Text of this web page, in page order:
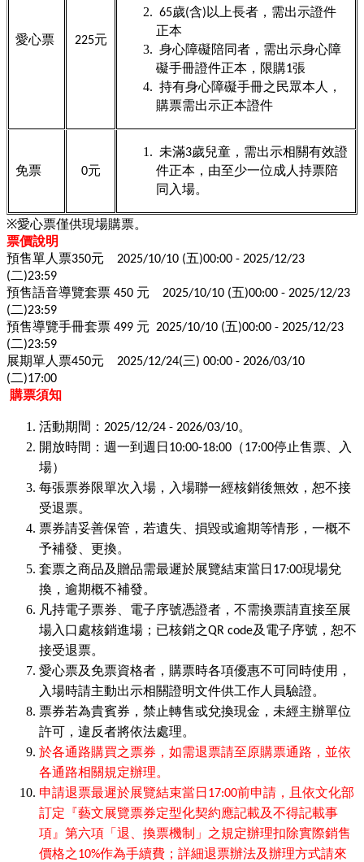
愛心票 225元
65歲(含)以上長者，需出示證件
正本
身心障礙陪同者，需出示身心障
礙手冊證件正本，限購1張
持有身心障礙手冊之民眾本人，
購票需出示正本證件
免票 0元
未滿3歲兒童，需出示相關有效證
件正本，由至少一位成人持票陪
同入場。
※愛心票僅供現場購票。
票價說明
預售單人票350元 2025/10/10 (五)00:00 - 2025/12/23
(二)23:59
預售語音導覽套票 450 元 2025/10/10 (五)00:00 - 2025/12/23
(二)23:59
預售導覽手冊套票 499 元 2025/10/10 (五)00:00 - 2025/12/23
(二)23:59
展期單人票450元 2025/12/24(三) 00:00 - 2026/03/10
(二)17:00
購票須知
活動期間：2025/12/24 - 2026/03/10。
開放時間：週一到週日10:00-18:00（17:00停止售票、入
場）
每張票券限單次入場，入場聯一經核銷後無效，恕不接
受退票。
票券請妥善保管，若遺失、損毀或逾期等情形，一概不
予補發、更換。
套票之商品及贈品需最遲於展覽結束當日17:00現場兌
換，逾期概不補發。
凡持電子票券、電子序號憑證者，不需換票請直接至展
場入口處核銷進場；已核銷之QR code及電子序號，恕不
接受退票。
愛心票及免票資格者，購票時各項優惠不可同時使用，
入場時請主動出示相關證明文件供工作人員驗證。
票券若為貴賓券，禁止轉售或兌換現金，未經主辦單位
許可，違反者將依法處理。
於各通路購買之票券，如需退票請至原購票通路，並依
各通路相關規定辦理。
申請退票最遲於展覽結束當日17:00前申請，且依文化部
訂定『藝文展覽票券定型化契約應記載及不得記載事
項』第六項「退、換票機制」之規定辦理扣除實際銷售
價格之10%作為手續費；詳細退票辦法及辦理方式請來